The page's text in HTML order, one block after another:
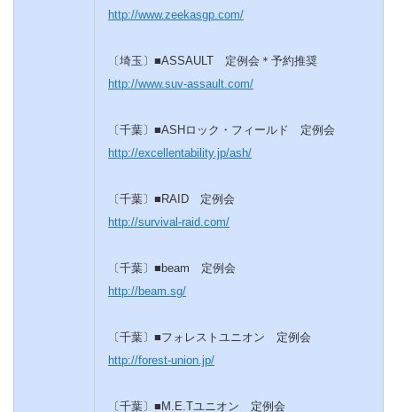
http://www.zeekasgp.com/
〔埼玉〕■ASSAULT 定例会＊予約推奨
http://www.suv-assault.com/
〔千葉〕■ASHロック・フィールド 定例会
http://excellentability.jp/ash/
〔千葉〕■RAID 定例会
http://survival-raid.com/
〔千葉〕■beam 定例会
http://beam.sg/
〔千葉〕■フォレストユニオン 定例会
http://forest-union.jp/
〔千葉〕■M.E.Tユニオン 定例会